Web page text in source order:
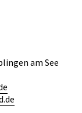
am See